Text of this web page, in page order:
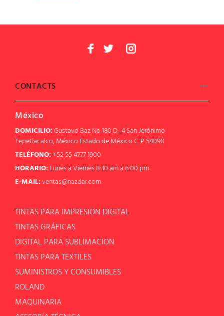
CONTACTS
México
DOMICILIO:Gustavo Baz No 180 D_4 San Jerónimo
Tepetlacalco, México Estado de México C. P 54090
TELÉFONO:+52 55 4777 1900
HORARIO: Lunes a Viernes 8:30 am a 6:00 pm
E-MAIL:ventas@nazdar.com
TINTAS PARA IMPRESION DIGITAL
TINTAS GRÁFICAS
DIGITAL PARA SUBLIMACION
TINTAS PARA TEXTILES
SUMINISTROS Y CONSUMIBLES
ROLAND
MAQUINARIA